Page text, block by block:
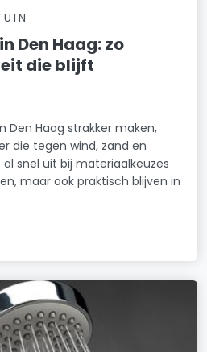
Den Haag: zo
die blijft
Den Haag strakker maken,
die tegen wind, zand en
snel uit bij materiaalkeuzes
maar ook praktisch blijven in